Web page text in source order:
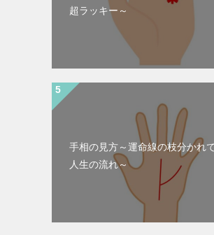
超ラッキー～
手相の見方～運命線の枝分かれ
人生の流れ～